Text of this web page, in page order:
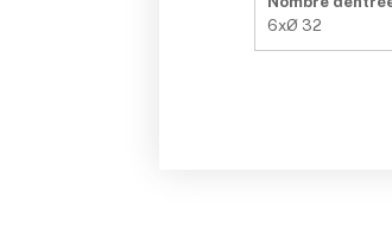
6xØ 32